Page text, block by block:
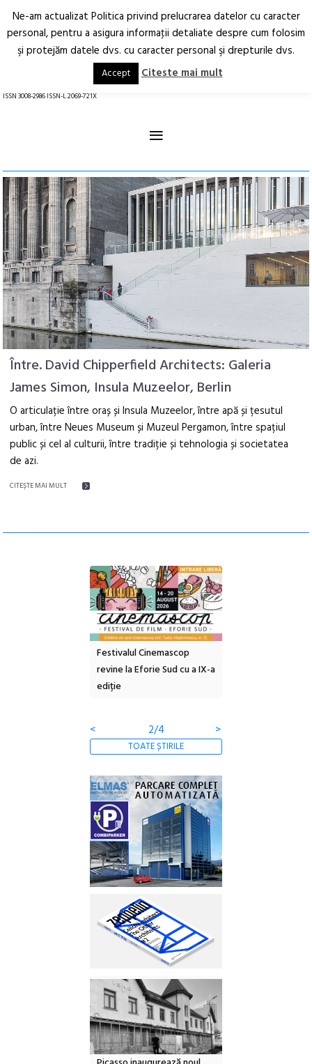
Arhitectură.
Oraș.
RO EN
ISSN 3008-2986 ISSN-L 2069-721X
≡
Între. David Chipperfield Architects: Galeria
James Simon, Insula Muzeelor, Berlin
O articulație între oraș și Insula Muzeelor, între apă și țesutul
urban, între Neues Museum și Muzeul Pergamon, între spațiul
public și cel al culturii, între tradiție și tehnologia și societatea
de azi.
CITEŞTE MAI MULT
Festivalul Cinemascop
revine la Eforie Sud cu a IX-a
ediție
<
2/4 >
TOATE ȘTIRILE
Ne-am actualizat Politica privind prelucrarea datelor cu caracter
personal, pentru a asigura informaţii detaliate despre cum folosim
şi protejăm datele dvs. cu caracter personal şi drepturile dvs.
Accept Citeste mai mult